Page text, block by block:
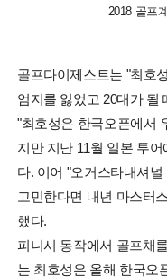
2018 골프
골프다이제스트는 "최호
엄지를 잃었고 20대가 될
"최호성은 한국오픈에서
지만 지난 11월 일본 투
다. 이어 "오거스타내셔
고민한다면 내년 마스터
했다.
피니시 동작에서 골프채
는 최호성은 올해 한국오